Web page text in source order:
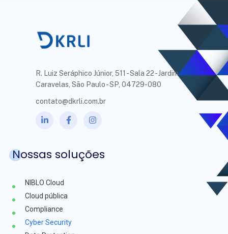
R. Luiz Seráphico Júnior, 511 - Sala 22 - Jardim
Caravelas, São Paulo - SP, 04729-080
contato@dkrli.com.br
Nossas soluções
NIBLO Cloud
Cloud pública
Compliance
Cyber Security